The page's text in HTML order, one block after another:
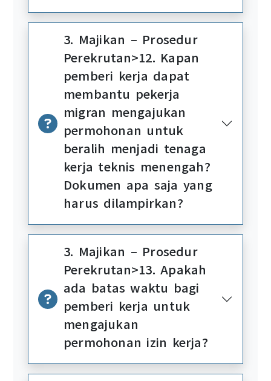
3. Majikan – Prosedur
Perekrutan>12. Kapan
pemberi kerja dapat
membantu pekerja
migran mengajukan
permohonan untuk
beralih menjadi tenaga
kerja teknis menengah?
Dokumen apa saja yang
harus dilampirkan?
3. Majikan – Prosedur
Perekrutan>13. Apakah
ada batas waktu bagi
pemberi kerja untuk
mengajukan
permohonan izin kerja?